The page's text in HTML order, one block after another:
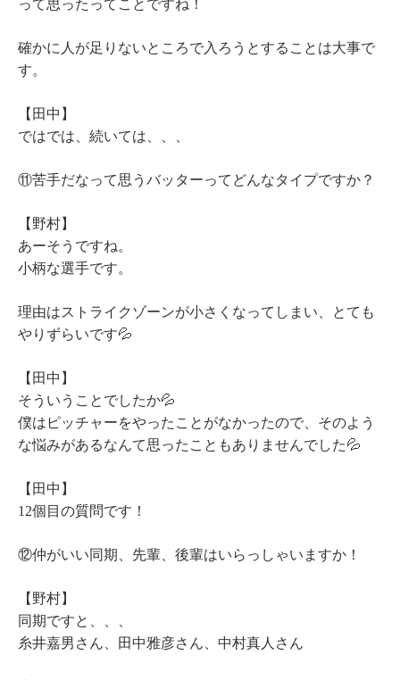
って思ったってことですね！
確かに人が足りないところで入ろうとすることは大事で
す。
【田中】
ではでは、続いては、、、
⑪苦手だなって思うバッターってどんなタイプですか？
【野村】
あーそうですね。
小柄な選手です。
理由はストライクゾーンが小さくなってしまい、とても
やりずらいです💦
【田中】
そういうことでしたか💦
僕はピッチャーをやったことがなかったので、そのよう
な悩みがあるなんて思ったこともありませんでした💦
【田中】
12個目の質問です！
⑫仲がいい同期、先輩、後輩はいらっしゃいますか！
【野村】
同期ですと、、、
糸井嘉男さん、田中雅彦さん、中村真人さん